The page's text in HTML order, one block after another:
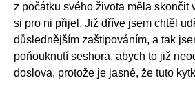
z počátku svého života měla skončit
si pro ni přijel. Již dříve jsem chtěl
důslednějším zaštipováním, a tak
poňouknutí seshora, abych to již
doslova, protože je jasné, že tuto